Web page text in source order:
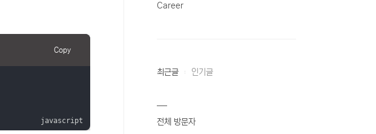
Copy
Career
최근글 인기글
전체 방문자